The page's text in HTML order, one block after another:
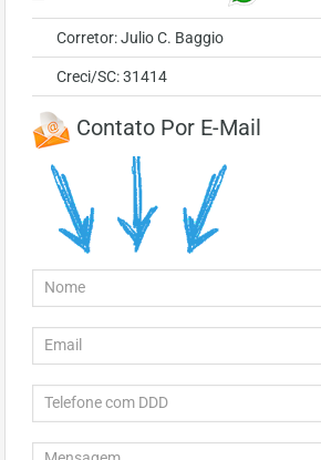
Corretor: Julio C. Baggio
Creci/SC: 31414
Contato Por E-Mail